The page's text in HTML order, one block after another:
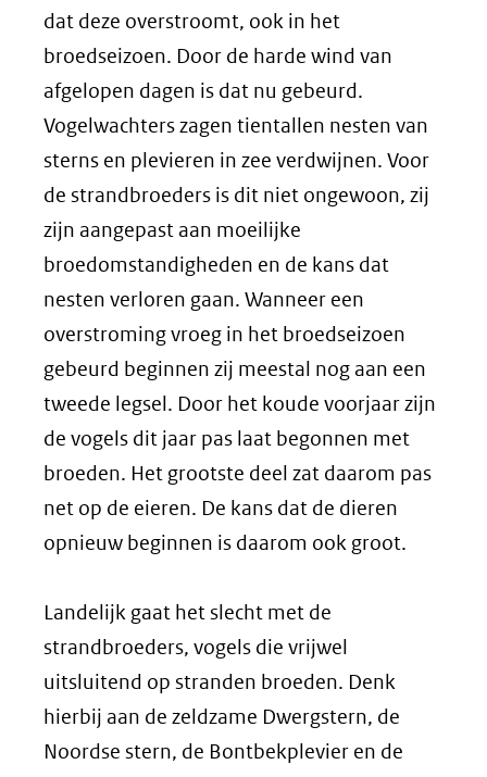
dat deze overstroomt, ook in het
broedseizoen. Door de harde wind van
afgelopen dagen is dat nu gebeurd.
Vogelwachters zagen tientallen nesten van
sterns en plevieren in zee verdwijnen. Voor
de strandbroeders is dit niet ongewoon, zij
zijn aangepast aan moeilijke
broedomstandigheden en de kans dat
nesten verloren gaan. Wanneer een
overstroming vroeg in het broedseizoen
gebeurd beginnen zij meestal nog aan een
tweede legsel. Door het koude voorjaar zijn
de vogels dit jaar pas laat begonnen met
broeden. Het grootste deel zat daarom pas
net op de eieren. De kans dat de dieren
opnieuw beginnen is daarom ook groot.
Landelijk gaat het slecht met de
strandbroeders, vogels die vrijwel
uitsluitend op stranden broeden. Denk
hierbij aan de zeldzame Dwergstern, de
Noordse stern, de Bontbekplevier en de